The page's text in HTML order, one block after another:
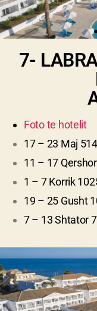
7-
Foto te hotelit
17 – 23 Maj
11 – 17
1 – 7 Korrik
19 – 25 Gusht
7 – 13 Shtator